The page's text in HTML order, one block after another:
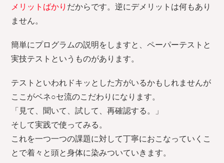
メリットばかり だからです。逆にデメリットは何もあり
ません。
簡単にプログラムの説明をしますと、ペーパーテストと
実技テストというものがあります。
テストといわれドキッとした方がいるかもしれませんが
ここがベネ○セ流のこだわりになります。
「見て、聞いて、試して、再確認する。」
そして実践で使ってみる。
これを一つ一つの課題に対して丁寧におこなっていくこ
とで着々と頭と身体に染みついていきます。